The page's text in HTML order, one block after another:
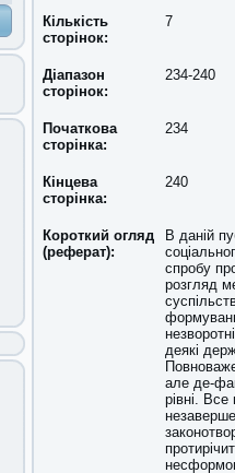
Кількість
сторінок:
7
Діапазон
сторінок:
234-240
Початкова
сторінка:
234
Кінцева
сторінка:
240
Короткий огляд
(реферат):
В даній
спробу
розгляд
деякі
але де-
рівні.